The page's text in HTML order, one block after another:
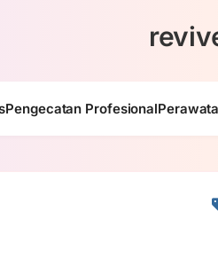
Pengecatan Profesional